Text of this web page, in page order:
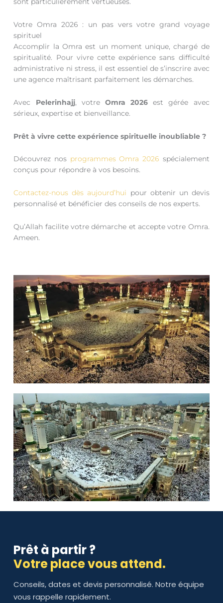
Votre Omra 2026 : un pas vers votre grand voyage
spirituel
Accomplir la Omra est un moment unique, chargé de
spiritualité. Pour vivre cette expérience sans difficulté
administrative ni stress, il est essentiel de s’inscrire avec
une agence maîtrisant parfaitement les démarches.
Avec Pelerinhajj, votre Omra 2026 est gérée avec
sérieux, expertise et bienveillance.
Prêt à vivre cette expérience spirituelle inoubliable ?
Découvrez nos programmes Omra 2026 spécialement
conçus pour répondre à vos besoins.
Contactez-nous dès aujourd’hui pour obtenir un devis
personnalisé et bénéficier des conseils de nos experts.
Qu’Allah facilite votre démarche et accepte votre Omra.
Ameen.
Prêt à partir ?
Votre place vous attend.
Conseils, dates et devis personnalisé. Notre équipe
vous rappelle rapidement.